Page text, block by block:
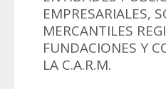
EMPRESARIALES,
MERCANTILES
FUNDACIONES Y
LA C.A.R.M.